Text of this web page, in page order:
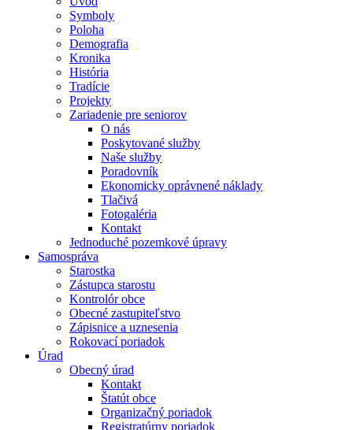
Symboly
Poloha
Demografia
Kronika
História
Tradície
Projekty
Zariadenie pre seniorov
O nás
Poskytované služby
Naše služby
Poradovník
Ekonomicky oprávnené náklady
Tlačivá
Fotogaléria
Kontakt
Jednoduché pozemkové úpravy
Samospráva
Starostka
Zástupca starostu
Kontrolór obce
Obecné zastupiteľstvo
Zápisnice a uznesenia
Rokovací poriadok
Úrad
Obecný úrad
Kontakt
Štatút obce
Organizačný poriadok
Registratúrny poriadok